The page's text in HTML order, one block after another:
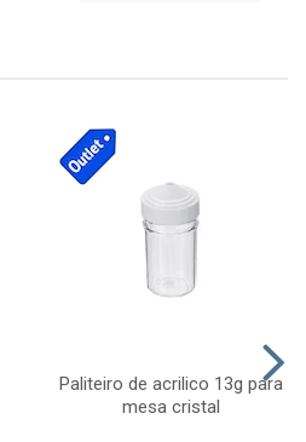
Paliteiro de acrilico 13g para
mesa cristal